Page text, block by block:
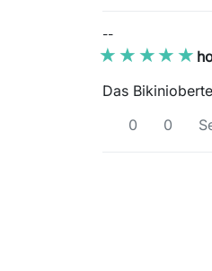
--
★★★★★
★★★★★
Das
0
0